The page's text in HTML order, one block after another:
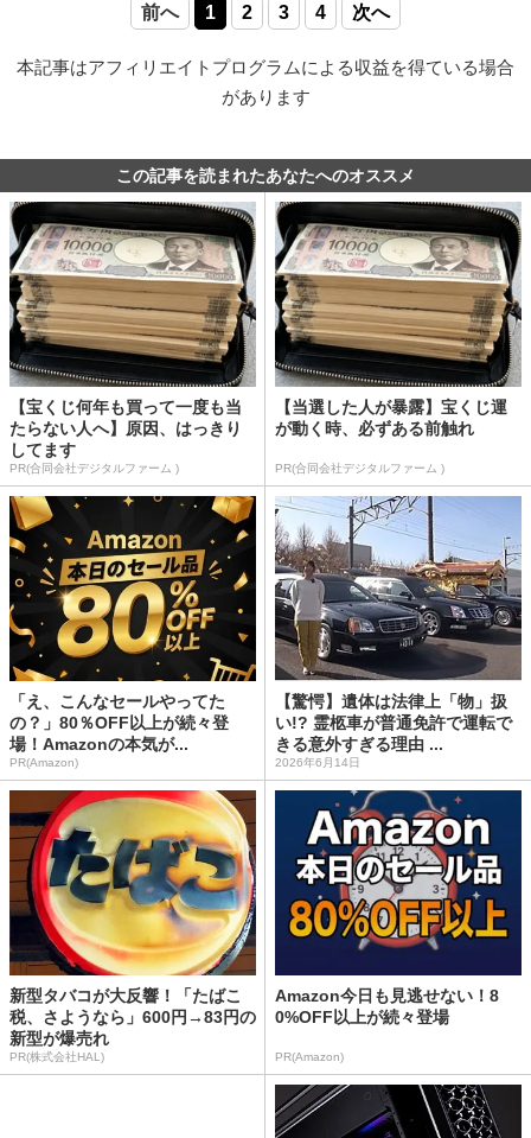
前へ 1 2 3 4 次へ
本記事はアフィリエイトプログラムによる収益を得ている場合
があります
この記事を読まれたあなたへのオススメ
【宝くじ何年も買って一度も当
たらない人へ】原因、はっきり
してます
PR(合同会社デジタルファーム )
【当選した人が暴露】宝くじ運
が動く時、必ずある前触れ
PR(合同会社デジタルファーム )
「え、こんなセールやってた
の？」80％OFF以上が続々登
場！Amazonの本気が...
PR(Amazon)
【驚愕】遺体は法律上「物」扱
い!? 霊柩車が普通免許で運転で
きる意外すぎる理由 ...
2026年6月14日
新型タバコが大反響！「たばこ
税、さようなら」600円→83円の
新型が爆売れ
PR(株式会社HAL)
Amazon今日も見逃せない！8
0%OFF以上が続々登場
PR(Amazon)